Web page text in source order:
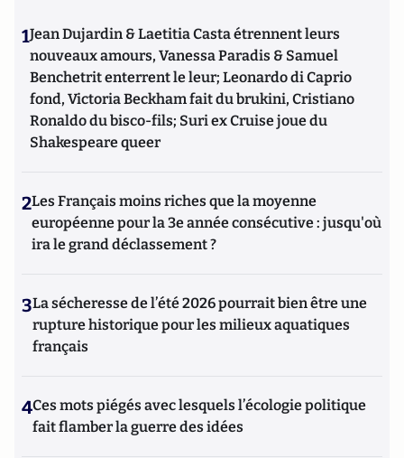
1Jean Dujardin & Laetitia Casta étrennent leurs
nouveaux amours, Vanessa Paradis & Samuel
Benchetrit enterrent le leur; Leonardo di Caprio
fond, Victoria Beckham fait du brukini, Cristiano
Ronaldo du bisco-fils; Suri ex Cruise joue du
Shakespeare queer
2Les Français moins riches que la moyenne
européenne pour la 3e année consécutive : jusqu'où
ira le grand déclassement ?
3La sécheresse de l’été 2026 pourrait bien être une
rupture historique pour les milieux aquatiques
français
4Ces mots piégés avec lesquels l’écologie politique
fait flamber la guerre des idées